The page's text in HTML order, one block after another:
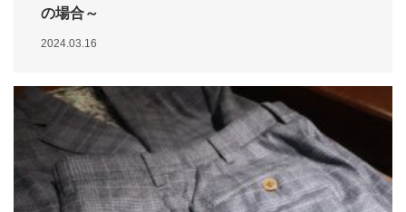
の場合～
2024.03.16